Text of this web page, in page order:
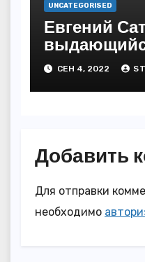
UNCATEGORISED
Евгений
публицист
биографией
СЕН 4, 2022
Добавить
Для отправки
необходимо